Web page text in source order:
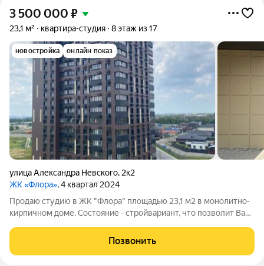
3 500 000 ₽
23,1 м² квартира-студия 8 этаж из 17
новостройка онлайн показ
улица Александра Невского, 2к2
ЖК «Флора», 4 квартал 2024
Продаю студию в ЖК "Флора" площадью 23,1 м2 в монолитно-
кирпичном доме. Состояние - cтpойвapиaнт, что позволит Вам
ocтеклeниe лоджии позволит устроить место для работы или
отдыха. Индивидуальное
Позвонить